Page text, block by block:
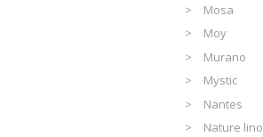
Mosa
Moy
Murano
Mystic
Nantes
Nature lino